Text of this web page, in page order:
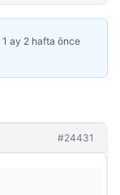
1 ay 2 hafta önce
#24431